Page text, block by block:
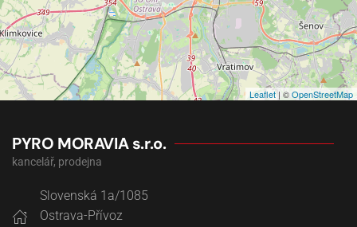
Leaflet| ©OpenStreetMap
PYRO MORAVIA s.r.o.
kancelář, prodejna
Slovenská 1a/1085
Ostrava-Přívoz